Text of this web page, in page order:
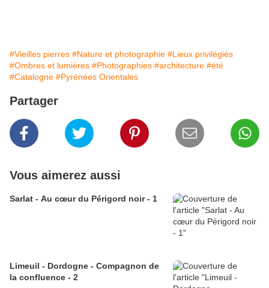
#Vieilles pierres #Nature et photographie #Lieux privilégiés
#Ombres et lumières #Photographies #architecture #été
#Catalogne #Pyrénées Orientales
Partager
Vous aimerez aussi
Sarlat - Au cœur du Périgord noir - 1
Limeuil - Dordogne - Compagnon de
la confluence - 2